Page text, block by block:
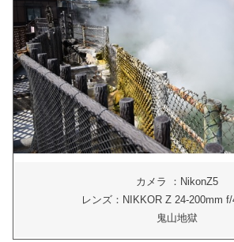
カメラ ：NikonZ5
レンズ：NIKKOR Z 24-200mm
鬼山地獄